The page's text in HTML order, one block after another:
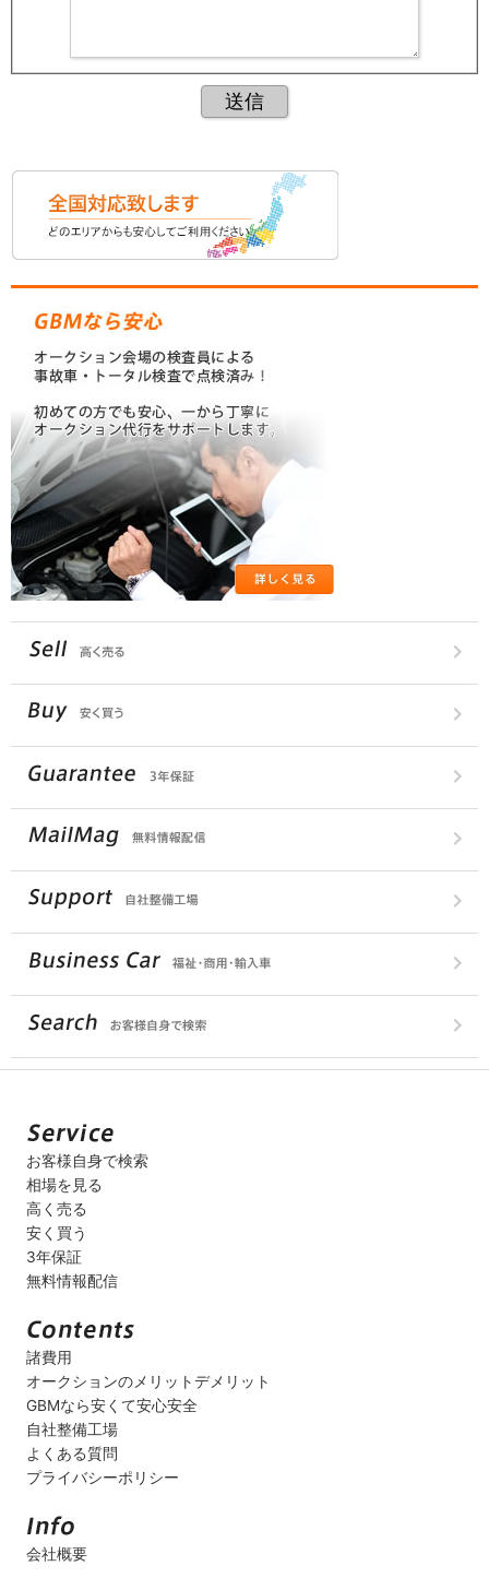
お客様自身で検索
相場を見る
高く売る
安く買う
3年保証
無料情報配信
諸費用
オークションのメリットデメリット
GBMなら安くて安心安全
自社整備工場
よくある質問
プライバシーポリシー
会社概要